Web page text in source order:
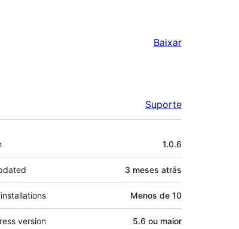
Baixar
Suporte
1.0.6
3 meses atrás
Menos de 10
version 5.6 ou maior